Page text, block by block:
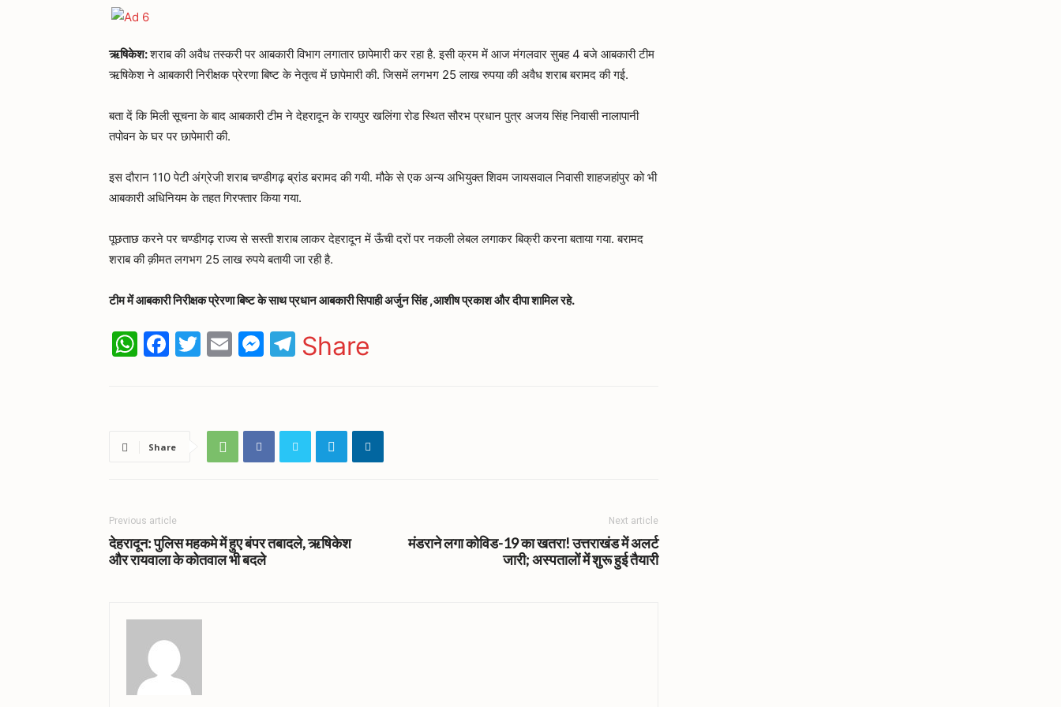
ऋषिकेश:शराब की अवैध तस्करी पर आबकारी विभाग लगातार छापेमारी कर रहा है. इसी क्रम में आज मंगलवार सुबह 4 बजे आबकारी टीम
ऋषिकेश ने आबकारी निरीक्षक प्रेरणा बिष्ट के नेतृत्व में छापेमारी की. जिसमें लगभग 25 लाख रुपया की अवैध शराब बरामद की गई.
बता दें कि मिली सूचना के बाद आबकारी टीम ने देहरादून के रायपुर खलिंगा रोड स्थित सौरभ प्रधान पुत्र अजय सिंह निवासी नालापानी
तपोवन के घर पर छापेमारी की.
इस दौरान 110 पेटी अंग्रेजी शराब चण्डीगढ़ ब्रांड बरामद की गयी. मौके से एक अन्य अभियुक्त शिवम जायसवाल निवासी शाहजहांपुर को भी
आबकारी अधिनियम के तहत गिरफ्तार किया गया.
पूछताछ करने पर चण्डीगढ़ राज्य से सस्ती शराब लाकर देहरादून में ऊँची दरों पर नकली लेबल लगाकर बिक्री करना बताया गया. बरामद
शराब की क़ीमत लगभग 25 लाख रुपये बतायी जा रही है.
टीम में आबकारी निरीक्षक प्रेरणा बिष्ट के साथ प्रधान आबकारी सिपाही अर्जुन सिंह ,आशीष प्रकाश और दीपा शामिल रहे.
WhatsApp
Facebook
Twitter
EmailMessenger
Telegram
Share
Share
Previous article
देहरादून: पुलिस महकमे में हुए बंपर तबादले, ऋषिकेश
और रायवाला के कोतवाल भी बदले
Next article
मंडराने लगा कोविड-19 का खतरा! उत्तराखंड में अलर्ट
जारी; अस्पतालों में शुरू हुई तैयारी